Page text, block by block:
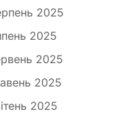
2025
2025
2025
2025
2025